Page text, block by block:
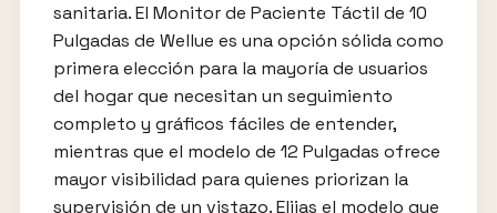
sanitaria. El Monitor de Paciente Táctil de 10
Pulgadas de Wellue es una opción sólida como
primera elección para la mayoría de usuarios
del hogar que necesitan un seguimiento
completo y gráficos fáciles de entender,
mientras que el modelo de 12 Pulgadas ofrece
mayor visibilidad para quienes priorizan la
supervisión de un vistazo. Elijas el modelo que